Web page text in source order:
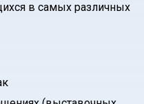
в самых различных